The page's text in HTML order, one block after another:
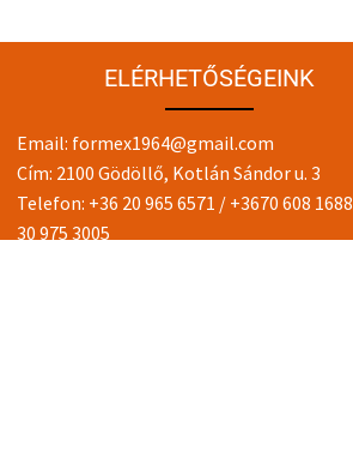
ELÉRHETŐSÉGEINK
Email: formex1964@gmail.com
Cím: 2100 Gödöllő, Kotlán Sándor u. 3
Telefon: +36 20 965 6571 / +3670 608 1688
30 975 3005